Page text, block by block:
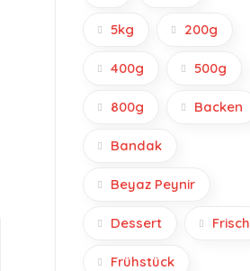
5kg 200g
400g 500g
800g Backen
Bandak
Beyaz Peynir
Dessert Frisch
Frühstück